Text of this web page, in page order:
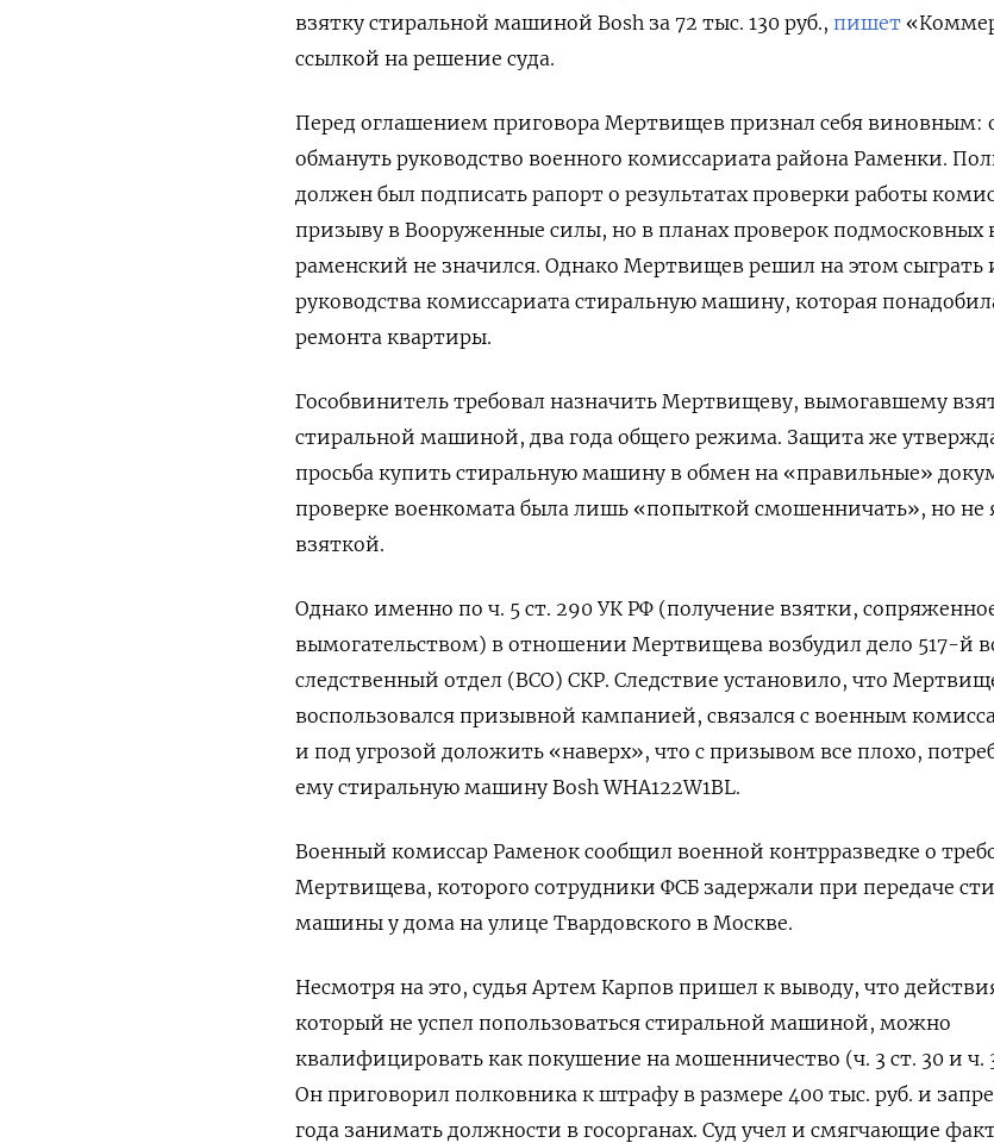
взятку стиральной машиной Bosh за 72 тыс. 130 руб., пишет
ссылкой на решение суда.
Перед оглашением приговора Мертвищев признал себя виновным:
обмануть руководство военного комиссариата района Раменки.
должен был подписать рапорт о результатах проверки работы
призыву в Вооруженные силы, но в планах проверок подмосковных
раменский не значился. Однако Мертвищев решил на этом сыграть
руководства комиссариата стиральную машину, которая
ремонта квартиры.
Гособвинитель требовал назначить Мертвищеву, вымогавшему
стиральной машиной, два года общего режима. Защита же
просьба купить стиральную машину в обмен на «правильные»
проверке военкомата была лишь «попыткой смошенничать», но не
взяткой.
Однако именно по ч. 5 ст. 290 УК РФ (получение взятки,
вымогательством) в отношении Мертвищева возбудил дело 517-й
следственный отдел (ВСО) СКР. Следствие установило, что
воспользовался призывной кампанией, связался с военным
и под угрозой доложить «наверх», что с призывом все плохо,
ему стиральную машину Bosh WHA122W1BL.
Военный комиссар Раменок сообщил военной контрразведке о
Мертвищева, которого сотрудники ФСБ задержали при передаче
машины у дома на улице Твардовского в Москве.
Несмотря на это, судья Артем Карпов пришел к выводу, что
который не успел попользоваться стиральной машиной, можно
квалифицировать как покушение на мошенничество (ч. 3 ст. 30 и ч.
Он приговорил полковника к штрафу в размере 400 тыс. руб. и
года занимать должности в госорганах. Суд учел и смягчающие